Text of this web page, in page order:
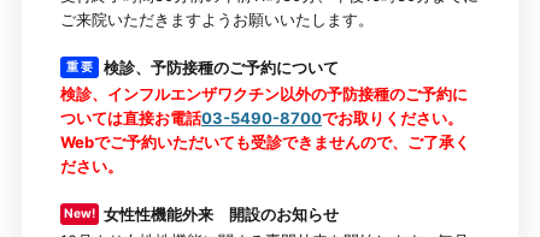
ご来院いただきますようお願いいたします。
重 要
検診、予防接種のご予約について
検診、インフルエンザワクチン以外の予防接種のご予約に
ついては直接お電話03-5490-8700でお取りください。
Webでご予約いただいても受診できませんので、ご了承く
ださい。
New! 女性性機能外来 開設のお知らせ